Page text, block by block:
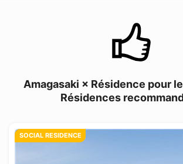
Amagasaki × Résidence pour
Résidences
SOCIAL RESIDENCE